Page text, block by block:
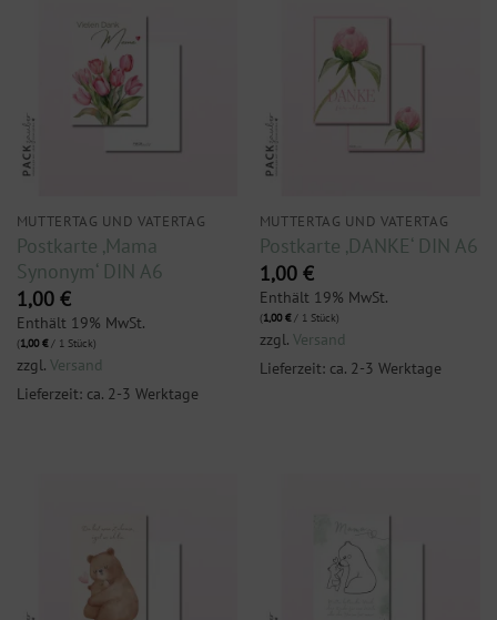
MUTTERTAG UND VATERTAG
Postkarte ‚Mama
Synonym‘ DIN A6
1,00 €
Enthält 19% MwSt.
(1,00€/ 1 Stück)
zzgl. Versand
Lieferzeit: ca. 2-3 Werktage
MUTTERTAG UND VATERTAG
Postkarte ‚DANKE‘ DIN A6
1,00 €
Enthält 19% MwSt.
(1,00€/ 1 Stück)
zzgl. Versand
Lieferzeit: ca. 2-3 Werktage